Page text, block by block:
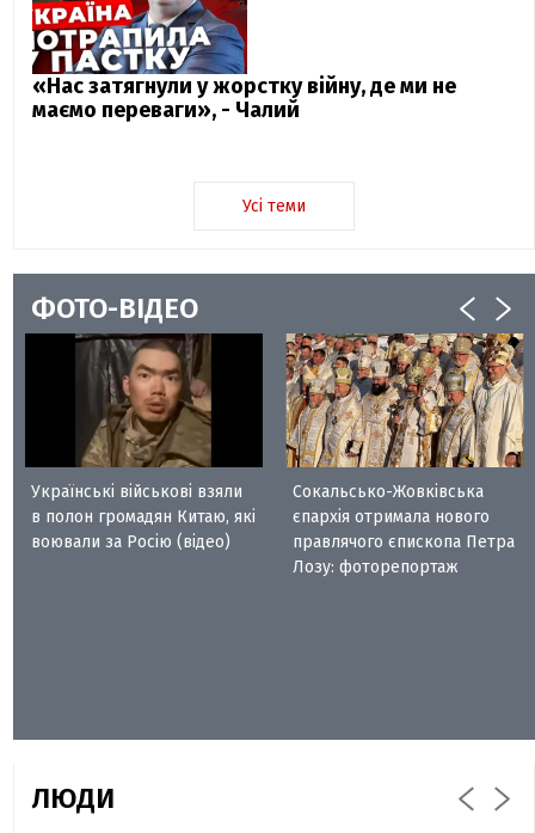
«Нас затягнули у жорстку війну, де ми не
маємо переваги», - Чалий
Усі теми
ФОТО-ВІДЕО
Українські військові взяли
в полон громадян Китаю, які
воювали за Росію (відео)
Сокальсько-Жовківська
єпархія отримала нового
правлячого єпископа Петра
Лозу: фоторепортаж
ЛЮДИ